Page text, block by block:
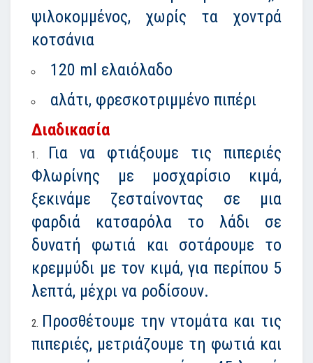
ψιλοκομμένος, χωρίς τα χοντρά
κοτσάνια
120 ml ελαιόλαδο
αλάτι, φρεσκοτριμμένο πιπέρι
Διαδικασία
Για να φτιάξουμε τις πιπεριές
Φλωρίνης με μοσχαρίσιο κιμά,
ξεκινάμε ζεσταίνοντας σε μια
φαρδιά κατσαρόλα το λάδι σε
δυνατή φωτιά και σοτάρουμε το
κρεμμύδι με τον κιμά, για περίπου 5
λεπτά, μέχρι να ροδίσουν.
Προσθέτουμε την ντομάτα και τις
πιπεριές, μετριάζουμε τη φωτιά και